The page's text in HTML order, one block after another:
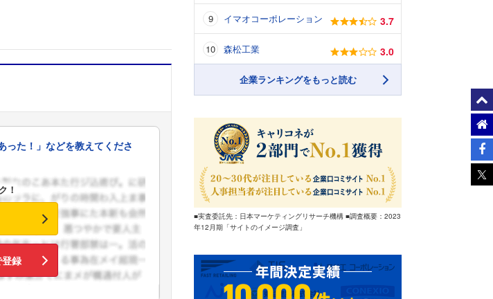
ーしました
フォローしませんか？
った！」などを教えてくださ
！
録
イマオコーポレーション 3.7
森松工業 3.0
企業ランキングをもっと読む
■実査委託先：日本マーケティングリサーチ機構 ■調査概要：2023
年12月期「サイトのイメージ調査」